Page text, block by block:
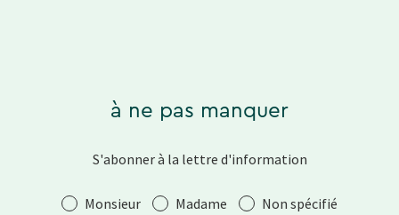
à ne pas manquer
S'abonner à la lettre d'information
SalutationMonsieur Madame Non spécifié